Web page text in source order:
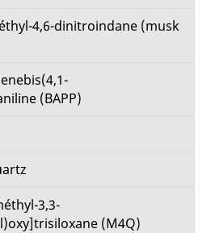
4,6-dinitroindane (musk
(BAPP)
3,3-
(M4Q)